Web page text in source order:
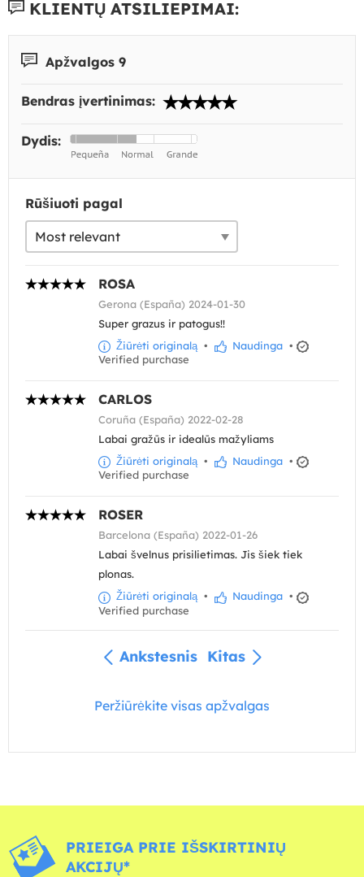
KLIENTŲ ATSILIEPIMAI:
Apžvalgos 9
Bendras įvertinimas:
Dydis:
Rūšiuoti pagal
ROSA
Gerona (España) 2024-01-30
Super grazus ir patogus!!
Žiūrėti originalą• Naudinga •
Verified purchase
CARLOS
Coruña (España) 2022-02-28
Labai gražūs ir idealūs mažyliams
Žiūrėti originalą• Naudinga •
Verified purchase
ROSER
Barcelona (España) 2022-01-26
Labai švelnus prisilietimas. Jis šiek tiek
plonas.
Žiūrėti originalą• Naudinga •
Verified purchase
Ankstesnis Kitas
Peržiūrėkite visas apžvalgas
PRIEIGA PRIE IŠSKIRTINIŲ
AKCIJŲ*